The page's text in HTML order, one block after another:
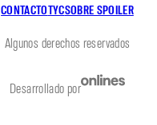
CONTACTOTYCSOBRE SPOILER
Algunos derechos reservados
Desarrollado por